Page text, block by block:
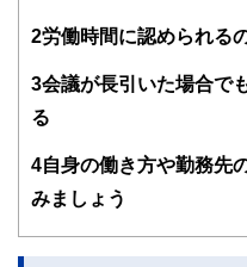
得者を中心に「お金
験者で構成され、企
関わることで、読
ドバイザー、DCプ
士、行政書士、投資
ど150名以上の有資
をわかりやすく発
2労働時間に認められる
3会議が長引いた場合で
る
4自身の働き方や勤務先
みましょう